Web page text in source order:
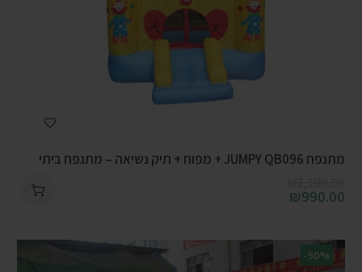
מתנפח JUMPY QB096 + מפוח + תיק נשיאה – מתנפח ביתי
₪990.00
-50%